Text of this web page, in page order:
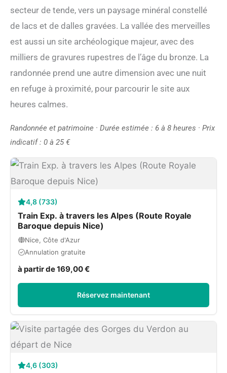
secteur de tende, vers un paysage minéral constellé
de lacs et de dalles gravées. La vallée des merveilles
est aussi un site archéologique majeur, avec des
milliers de gravures rupestres de l’âge du bronze. La
randonnée prend une autre dimension avec une nuit
en refuge à proximité, pour parcourir le site aux
heures calmes.
Randonnée et patrimoine · Durée estimée : 6 à 8 heures · Prix
indicatif : 0 à 25 €
4,8 (733)
Train Exp. à travers les Alpes (Route Royale
Baroque depuis Nice)
Nice, Côte d'Azur
Annulation gratuite
à partir de 169,00 €
Réservez maintenant
4,6 (303)